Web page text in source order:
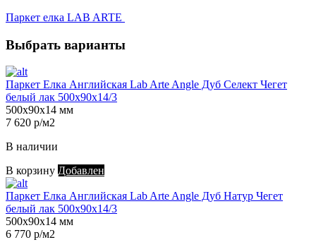
Паркет елка LAB ARTE
Выбрать варианты
Паркет Елка Английская Lab Arte Angle Дуб Селект Чегет
белый лак 500х90х14/3
500х90х14 мм
7 620 р/м2
В наличии
В корзину Добавлен
Паркет Елка Английская Lab Arte Angle Дуб Натур Чегет
белый лак 500х90х14/3
500х90х14 мм
6 770 р/м2